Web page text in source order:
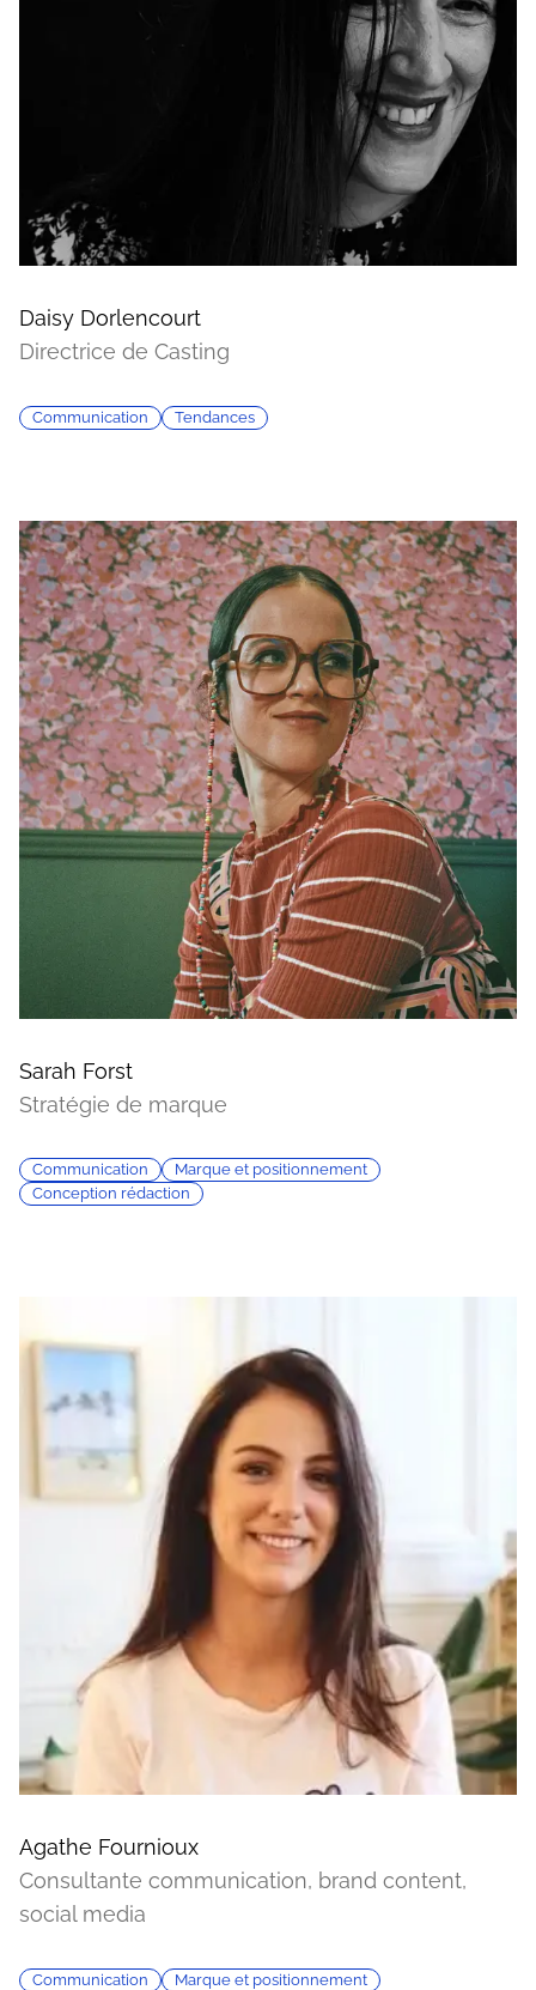
Daisy Dorlencourt
Directrice de Casting
Communication Tendances
Sarah Forst
Stratégie de marque
Communication
Marque et positionnement
Conception rédaction
Agathe Fournioux
Consultante communication, brand content,
social media
Communication
Marque et positionnement